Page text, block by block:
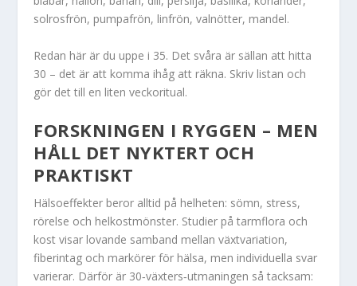
solrosfrön, pumpafrön, linfrön, valnötter, mandel.
Redan här är du uppe i 35. Det svåra är sällan att hitta
30 – det är att komma ihåg att räkna. Skriv listan och
gör det till en liten veckoritual.
FORSKNINGEN I RYGGEN – MEN
HÅLL DET NYKTERT OCH
PRAKTISKT
Hälsoeffekter beror alltid på helheten: sömn, stress,
rörelse och helkostmönster. Studier på tarmflora och
kost visar lovande samband mellan växtvariation,
fiberintag och markörer för hälsa, men individuella svar
varierar. Därför är 30‑växters‑utmaningen så tacksam: